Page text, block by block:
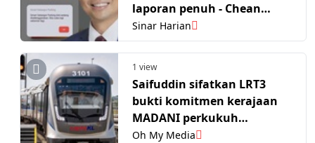
laporan penuh - Chean
Chung
Sinar Harian
1 view
Saifuddin sifatkan LRT3
bukti komitmen kerajaan
MADANI perkukuh
pengangkutan awam
Oh My Media